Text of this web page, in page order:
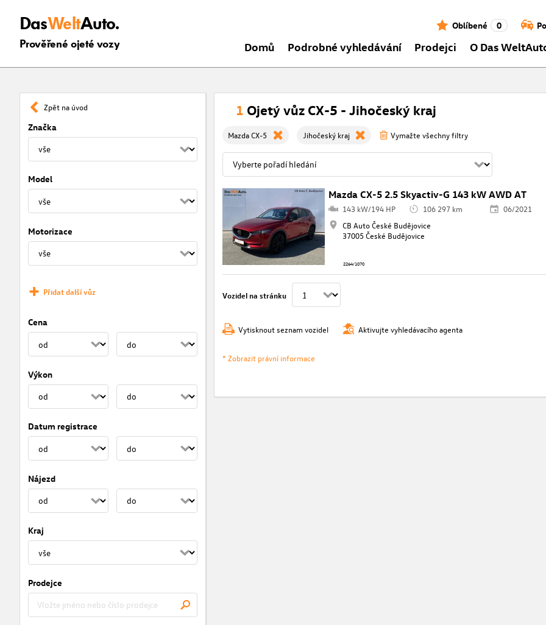
DasWeltAuto.
Prověřené ojeté vozy
Oblíbené 0
Domů Podrobné vyhledávání Prodejci O Das
Zpět na úvod
Značka
Model
Motorizace
Přidat další vůz
Cena
Výkon
Datum registrace
Nájezd
Kraj
Prodejce
1 Ojetý vůz CX-5 - Jihočeský kraj
Mazda CX-5 Jihočeský kraj Vymažte všechny filtry
Mazda CX-5 2.5 Skyactiv-G 143 kW AWD AT
143 kW/194 HP 106 297 km
06/2021
CB Auto České Budějovice
37005 České Budějovice
2264/1070
Vozidel na stránku
Vytisknout seznam vozidel Aktivujte vyhledávacího agenta
* Zobrazit právní informace